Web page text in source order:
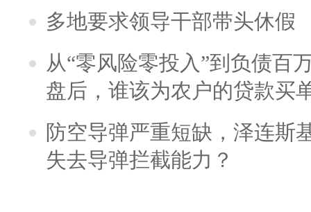
多地要求领导干部带头休假
从“零风险零投入”到负债百
盘后，谁该为农户的贷款买
防空导弹严重短缺，泽连斯
失去导弹拦截能力？